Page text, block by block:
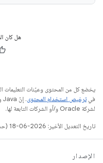
هل كان
يخضع كل من المحتوى وعيّنات
فيترخيص استخدام المحتوى
لشركة Oracle و/أو الشركات التابعة لها.
تاريخ التعديل الأخير: 2026-06-18 (حسب التوقيت العالمي المتفَّق عليه)
الإصدار